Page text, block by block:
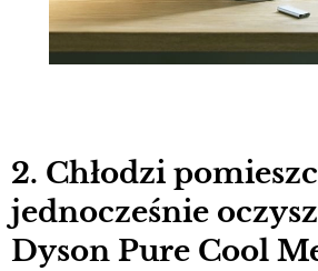
2. Chłodzi
jednocześnie
Dyson Pure Cool